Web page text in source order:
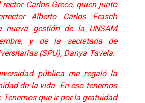
Carlos Greco, quien junto
Alberto Carlos Frasch
nueva gestión de la UNSAM
y de la secretaria de
(SPU), Danya Tavela.
pública me regaló la
de la vida. En eso tenemos
Tenemos que ir por la gratuidad